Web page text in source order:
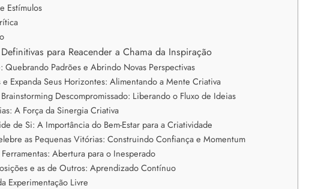
Estímulos
para Reacender a Chama da Inspiração
Padrões e Abrindo Novas Perspectivas
Expanda Seus Horizontes: Alimentando a Mente Criativa
Descompromissado: Liberando o Fluxo de Ideias
A Força da Sinergia Criativa
de Si: A Importância do Bem-Estar para a Criatividade
as Pequenas Vitórias: Construindo Confiança e Momentum
Abertura para o Inesperado
e as de Outros: Aprendizado Contínuo
Experimentação Livre